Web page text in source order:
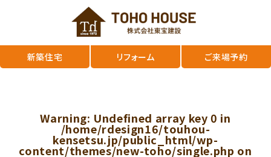
新築住宅 リフォーム ご来場予約
Warning: Undefined array key 0 in
/home/rdesign16/touhou-
kensetsu.jp/public_html/wp-
content/themes/new-toho/single.php on